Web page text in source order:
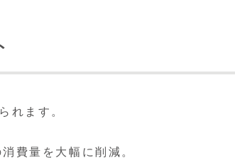
れます。
費量を大幅に削減。